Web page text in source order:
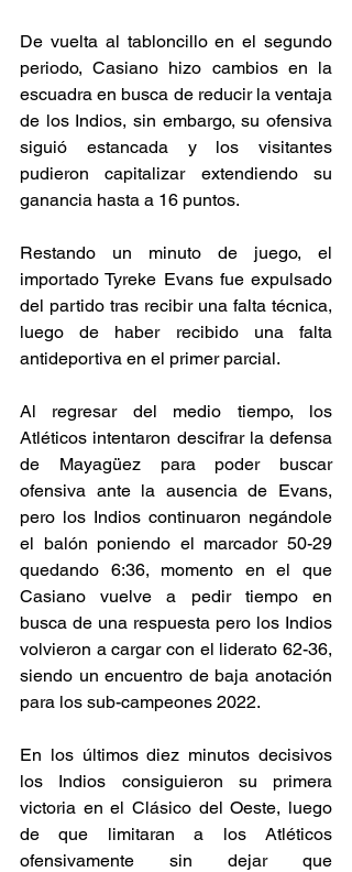
De vuelta al tabloncillo en el segundo
periodo, Casiano hizo cambios en la
escuadra en busca de reducir la ventaja
de los Indios, sin embargo, su ofensiva
siguió estancada y los visitantes
pudieron capitalizar extendiendo su
ganancia hasta a 16 puntos.
Restando un minuto de juego, el
importado Tyreke Evans fue expulsado
del partido tras recibir una falta técnica,
luego de haber recibido una falta
antideportiva en el primer parcial.
Al regresar del medio tiempo, los
Atléticos intentaron descifrar la defensa
de Mayagüez para poder buscar
ofensiva ante la ausencia de Evans,
pero los Indios continuaron negándole
el balón poniendo el marcador 50-29
quedando 6:36, momento en el que
Casiano vuelve a pedir tiempo en
busca de una respuesta pero los Indios
volvieron a cargar con el liderato 62-36,
siendo un encuentro de baja anotación
para los sub-campeones 2022.
En los últimos diez minutos decisivos
los Indios consiguieron su primera
victoria en el Clásico del Oeste, luego
de que limitaran a los Atléticos
ofensivamente sin dejar que